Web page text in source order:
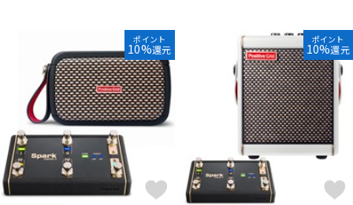
ポイント
10%還元
ポイント
10%還元